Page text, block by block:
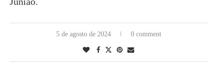
5 de agosto de 2024 0 comment